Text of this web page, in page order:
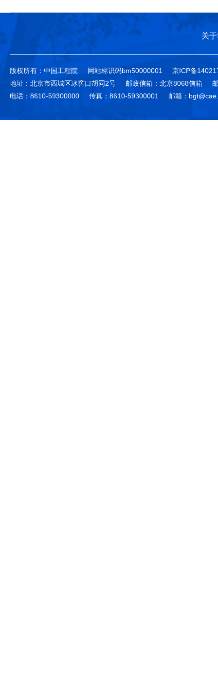
关
版权所有：中国工程院 网站标识码bm50000001
京ICP备
地址：北京市西城区冰窖口胡同2号
邮政信箱：北京8068信箱
电话：8610-59300000
传真：8610-59300001 邮箱：